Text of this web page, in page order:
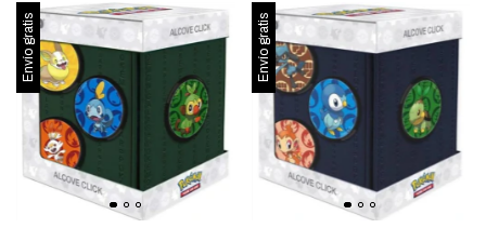
Envío gratis Envío gratis